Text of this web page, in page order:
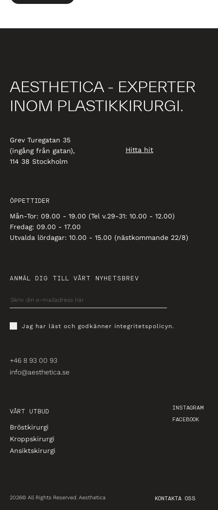
AESTHETICA - EXPERTER
INOM PLASTIKKIRURGI.
Grev Turegatan 35
(ingång från gatan),
114 38 Stockholm
Hitta hit
ÖPPETTIDER
Mån-Tor: 09.00 - 19.00 (Tel v.29-31: 10.00 - 12.00)
Fredag: 09.00 - 17.00
Utvalda lördagar: 10.00 - 15.00 (nästkommande 22/8)
ANMÄL DIG TILL VÅRT NYHETSBREV
Jag har läst och godkänner integritetspolicyn.
+46 8 93 00 93
info@aesthetica.se
VÅRT UTBUD
Bröstkirurgi
Kroppskirurgi
Ansiktskirurgi
INSTAGRAM
FACEBOOK
2026© All Rights Reserved. Aesthetica KONTAKTA OSS